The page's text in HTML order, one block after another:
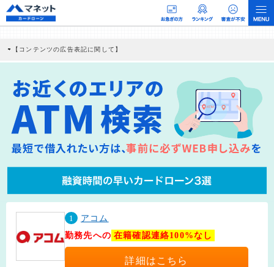
【コンテンツの広告表記に関して】
社に対して企業から紹介報酬が支払われるという収益モデルです。 ただし、特定の
商品を根拠なくPRするものではなく、当編集部の調査／ユーザーへの口コミ収集な
どに基づき、公平性を担保した情報提供を行っています。
>提携企業一覧
1
アコム
勤務先への 在籍確認連絡100%なし
詳細はこちら